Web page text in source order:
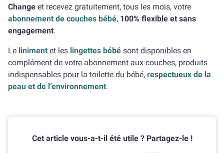
Change et recevez gratuitement, tous les mois, votre
abonnement de couches bébé, 100% flexible et sans
engagement.
Le liniment et les lingettes bébé sont disponibles en
complément de votre abonnement aux couches, produits
indispensables pour la toilette du bébé, respectueux de la
peau et de l’environnement.
Cet article vous-a-t-il été utile ? Partagez-le !